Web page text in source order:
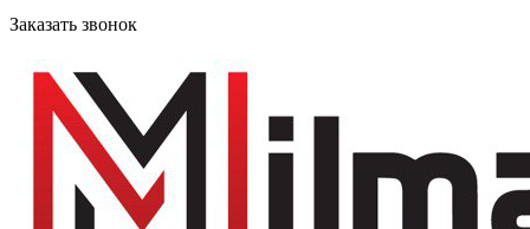
Заказать звонок